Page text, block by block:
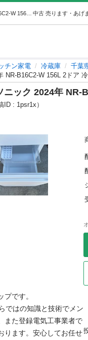
中古 売ります・あげ
チン家電 冷蔵庫 千葉
NR-B16C2-W 156L 2ドア
ニック 2024年 NR-
ID : 1psr1x）
です。
ではの知識と技術でメン
また登録電気工事業者で
ります。安心してお任せ